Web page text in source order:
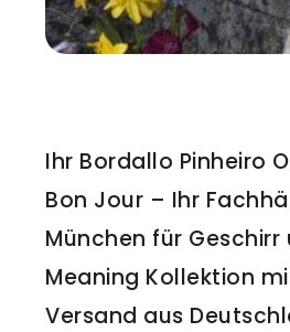
Ihr Bordallo Pinheiro
Bon Jour – Ihr
München für Geschirr
Meaning Kollektion
Versand aus